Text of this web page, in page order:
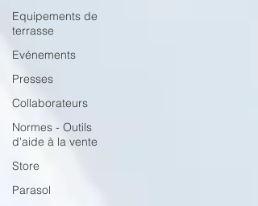
Equipements de
terrasse
Evénements
Presses
Collaborateurs
Normes - Outils
d'aide à la vente
Store
Parasol